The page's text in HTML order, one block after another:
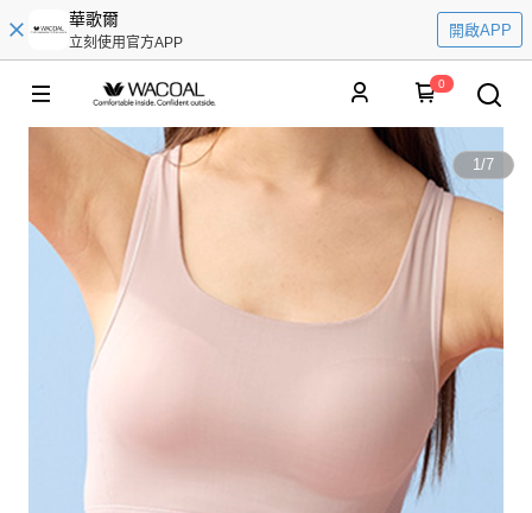
華歌爾
立刻使用官方APP
開啟APP
0
1/7